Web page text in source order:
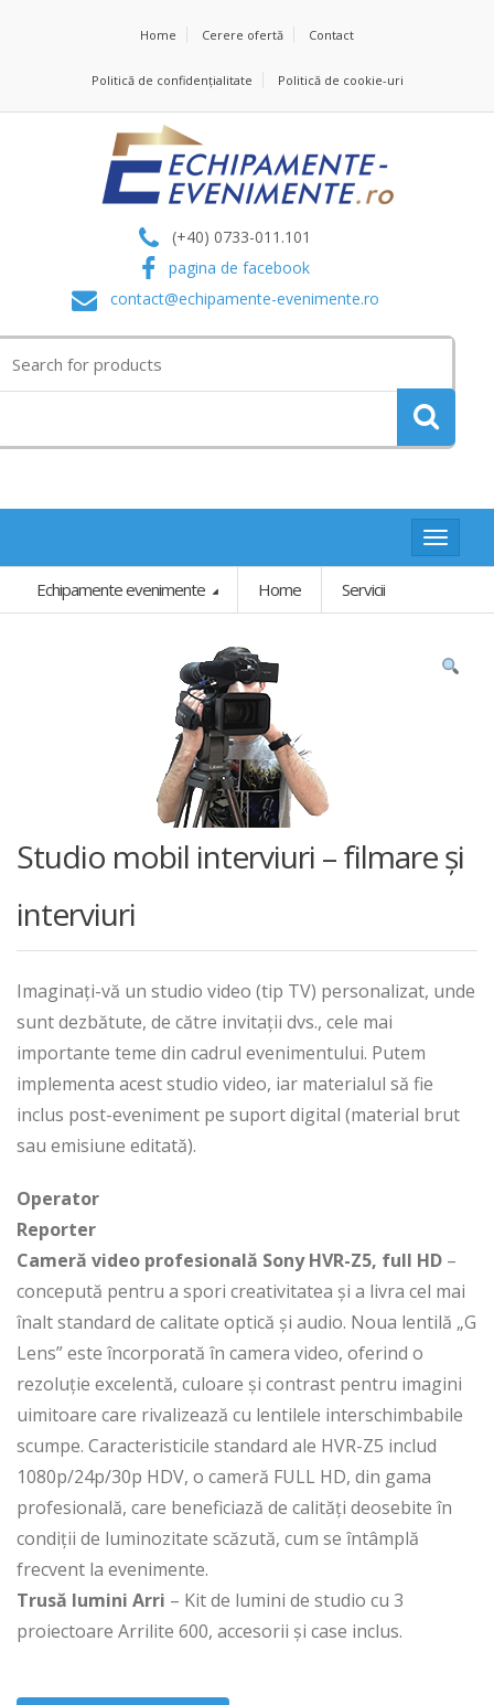
Home Cerere ofertă Contact
Politică de confidențialitate Politică de cookie-uri
(+40) 0733-011.101
pagina de facebook
contact@echipamente-evenimente.ro
Toggle
Echipamente evenimente
Home Servicii
Studio mobil interviuri – filmare și
interviuri
Imaginați-vă un studio video (tip TV) personalizat, unde
sunt dezbătute, de către invitații dvs., cele mai
importante teme din cadrul evenimentului. Putem
implementa acest studio video, iar materialul să fie
inclus post-eveniment pe suport digital (material brut
sau emisiune editată).
Operator
Reporter
Cameră video profesională Sony HVR-Z5, full HD –
concepută pentru a spori creativitatea și a livra cel mai
înalt standard de calitate optică şi audio. Noua lentilă „G
Lens” este încorporată în camera video, oferind o
rezoluție excelentă, culoare şi contrast pentru imagini
uimitoare care rivalizează cu lentilele interschimbabile
scumpe. Caracteristicile standard ale HVR-Z5 includ
1080p/24p/30p HDV, o cameră FULL HD, din gama
profesională, care beneficiază de calități deosebite în
condiții de luminozitate scăzută, cum se întâmplă
frecvent la evenimente.
Trusă lumini Arri – Kit de lumini de studio cu 3
proiectoare Arrilite 600, accesorii și case inclus.